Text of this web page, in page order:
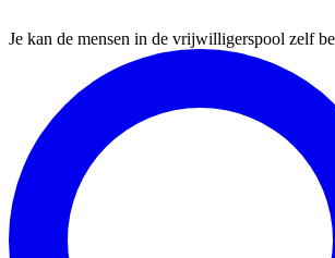
Je kan de mensen in de vrijwilligerspool zelf